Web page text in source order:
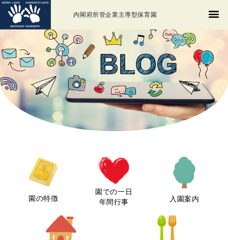
内閣府所管企業主導型保育園
園の特徴
園での一日
年間行事
入園案内